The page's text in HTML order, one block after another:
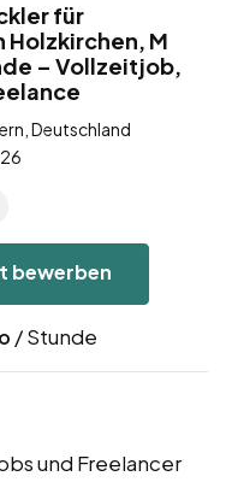
für
M
– Vollzeitjob,
Deutschland
bewerben
/ Stunde
und Freelancer